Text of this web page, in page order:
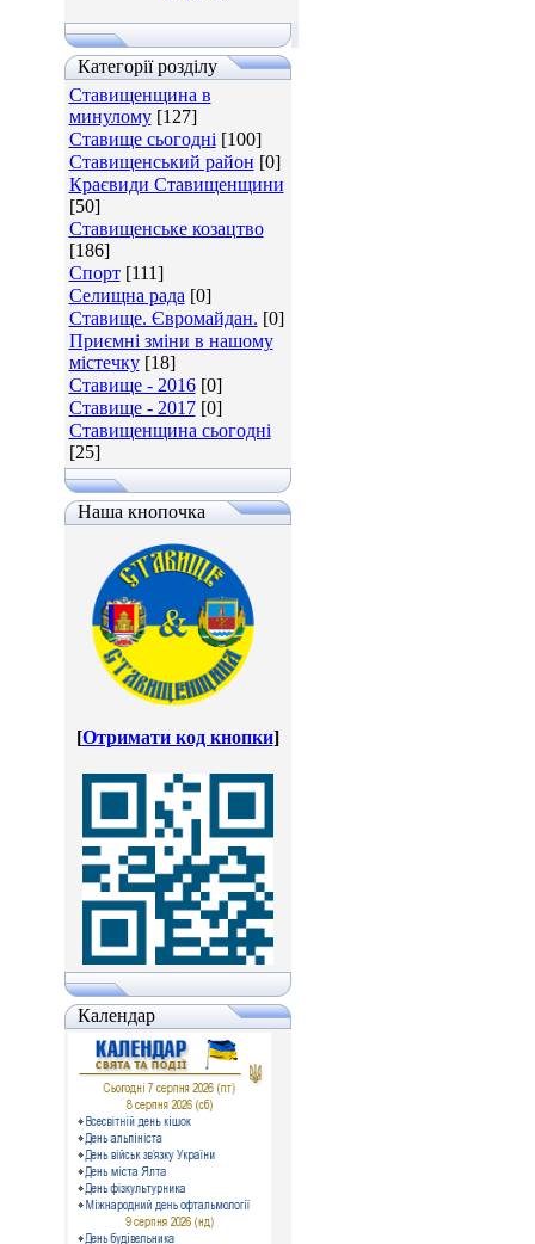
Категорії розділу
Ставищенщина в
минулому [127]
Ставище сьогодні [100]
Ставищенський район [0]
Краєвиди Ставищенщини
[50]
Ставищенське козацтво
[186]
Спорт [111]
Селищна рада [0]
Ставище. Євромайдан. [0]
Приємні зміни в нашому
містечку [18]
Ставище - 2016 [0]
Ставище - 2017 [0]
Ставищенщина сьогодні
[25]
Наша кнопочка
[Отримати код кнопки]
Календар